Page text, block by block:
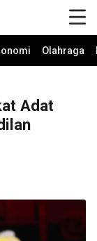
Olahraga
Adat